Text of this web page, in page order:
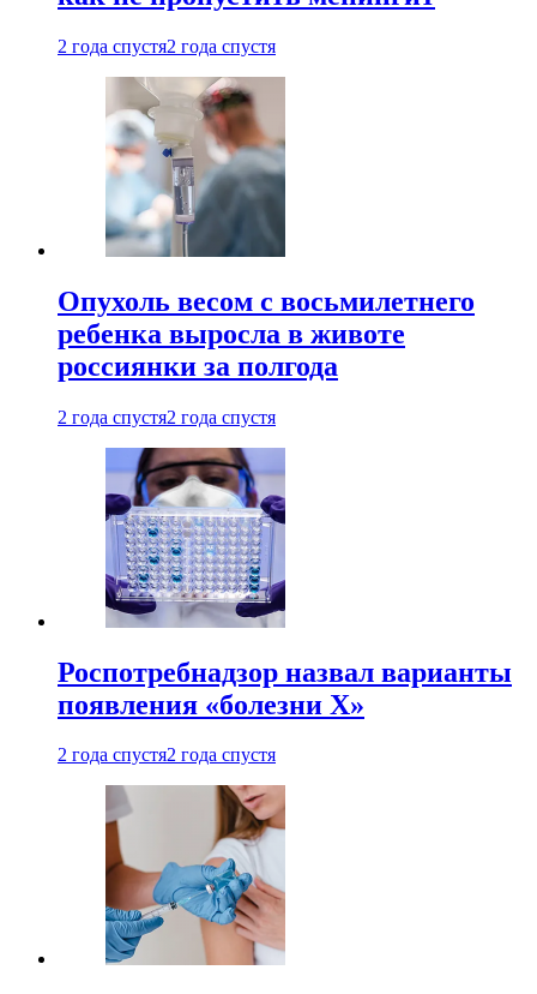
2 года спустя2 года спустя
Опухоль весом с восьмилетнего
ребенка выросла в животе
россиянки за полгода
2 года спустя2 года спустя
Роспотребнадзор назвал варианты
появления «болезни Х»
2 года спустя2 года спустя